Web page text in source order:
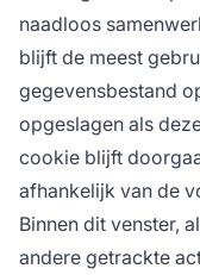
naadloos
blijft de meest
gegevensbestand
opgeslagen als
cookie blijft
afhankelijk van de
Binnen dit venster,
andere getrackte